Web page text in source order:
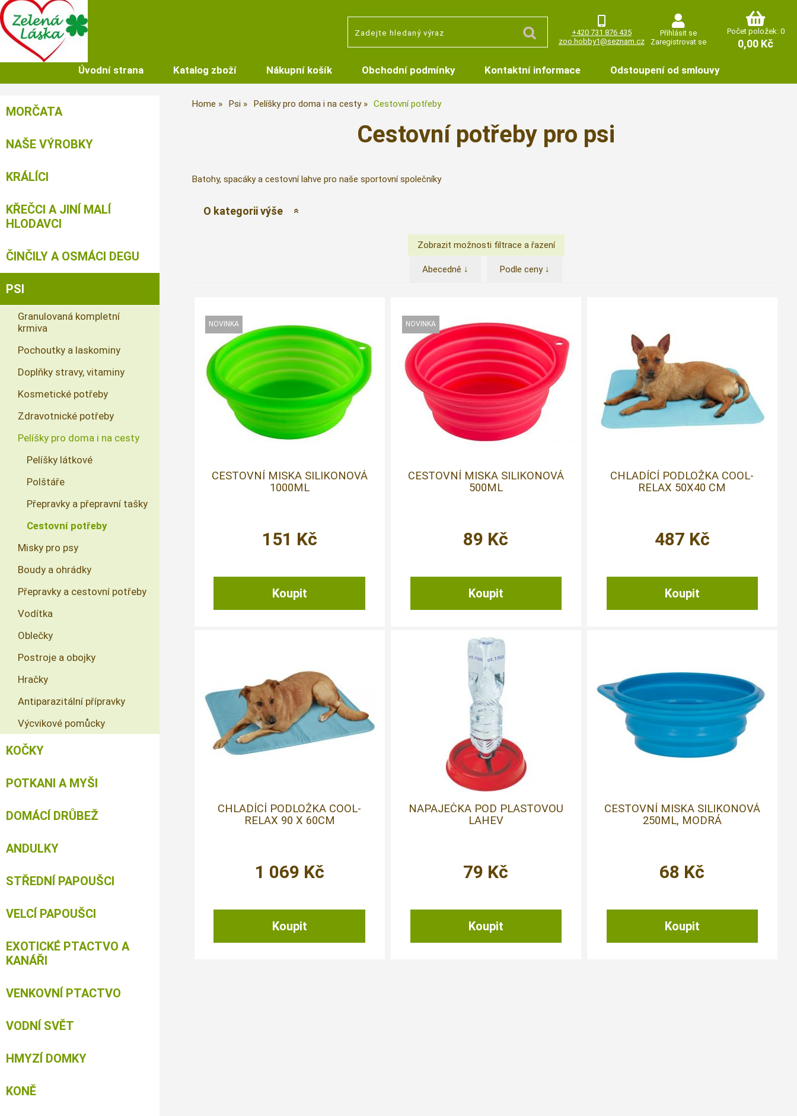
+420 731 876 435
zoo.hobby1@seznam.cz
Přihlásit se
Zaregistrovat se
Počet položek: 0
0,00 Kč
Úvodní strana Katalog zboží Nákupní košík Obchodní podmínky Kontaktní informace Odstoupení od smlouvy
Home Psi Pelíšky pro doma i na cesty Cestovní potřeby
Cestovní potřeby pro psi
Batohy, spacáky a cestovní lahve pro naše sportovní společníky
O kategorii výše
Abecedně ↓ Podle ceny ↓
CESTOVNÍ MISKA SILIKONOVÁ
1000ML
151 Kč
CESTOVNÍ MISKA SILIKONOVÁ
500ML
89 Kč
CHLADÍCÍ PODLOŽKA COOL-
RELAX 50X40 CM
487 Kč
CHLADÍCÍ PODLOŽKA COOL-
RELAX 90 X 60CM
1 069 Kč
NAPAJEČKA POD PLASTOVOU
LAHEV
79 Kč
CESTOVNÍ MISKA SILIKONOVÁ
250ML, MODRÁ
68 Kč
MORČATA
NAŠE VÝROBKY
KRÁLÍCI
KŘEČCI A JINÍ MALÍ
HLODAVCI
ČINČILY A OSMÁCI DEGU
PSI
Granulovaná kompletní
krmiva
Pochoutky a laskominy
Doplňky stravy, vitaminy
Kosmetické potřeby
Zdravotnické potřeby
Pelíšky pro doma i na cesty
Pelíšky látkové
Polštáře
Přepravky a přepravní tašky
Cestovní potřeby
Misky pro psy
Boudy a ohrádky
Přepravky a cestovní potřeby
Vodítka
Oblečky
Postroje a obojky
Hračky
Antiparazitální přípravky
Výcvikové pomůcky
KOČKY
POTKANI A MYŠI
DOMÁCÍ DRŮBEŽ
ANDULKY
STŘEDNÍ PAPOUŠCI
VELCÍ PAPOUŠCI
EXOTICKÉ PTACTVO A
KANÁŘI
VENKOVNÍ PTACTVO
VODNÍ SVĚT
HMYZÍ DOMKY
KONĚ